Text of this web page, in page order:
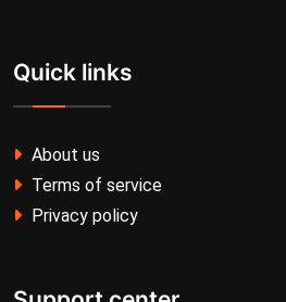
Quick links
About us
Terms of service
Privacy policy